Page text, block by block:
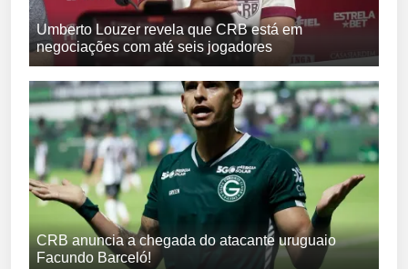
Umberto Louzer revela que CRB está em
negociações com até seis jogadores
CRB anuncia a chegada do atacante uruguaio
Facundo Barceló!